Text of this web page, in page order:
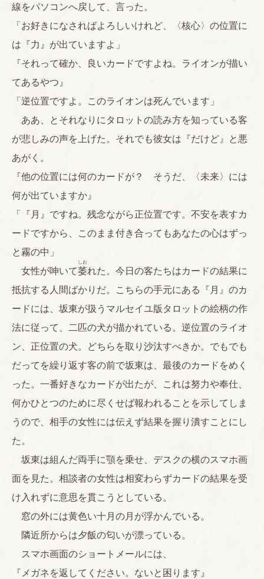
線をパソコンへ戻して、言った。
「お好きになさればよろしいけれど、〈核心〉の位置に
は『力』が出ていますよ」
『それって確か、良いカードですよね。ライオンが描い
てあるやつ』
「逆位置ですよ。このライオンは死んでいます」
ああ、とそれなりにタロットの読み方を知っている客
が悲しみの声を上げた。それでも彼女は『だけど』と悪
あがく。
『他の位置には何のカードが？ そうだ、〈未来〉には
何が出ていますか』
「『月』ですね。残念ながら正位置です。不安を表すカ
ードですから、このまま付き合ってもあなたの心はずっ
と霧の中」
女性が呻いて萎
しお
れた。今日の客たちはカードの結果に
抵抗する人間ばかりだ。こちらの手元にある『月』のカ
ードには、坂東が扱うマルセイユ版タロットの絵柄の作
法に従って、二匹の犬が描かれている。逆位置のライオ
ン、正位置の犬。どちらを取り沙汰すべきか。でもでも
だってを繰り返す客の前で坂東は、最後のカードをめく
った。一番好きなカードが出たが、これは努力や奉仕、
何かひとつのために尽くせば報われることを示してしま
うので、相手の女性には伝えず結果を握り潰すことにし
た。
坂東は組んだ両手に顎を乗せ、デスクの横のスマホ画
面を見た。相談者の女性は相変わらずカードの結果を受
け入れずに意思を貫こうとしている。
窓の外には黄色い十月の月が浮かんでいる。
隣近所からは夕飯の匂いが漂っている。
スマホ画面のショートメールには、
『メガネを返してください。ないと困ります』